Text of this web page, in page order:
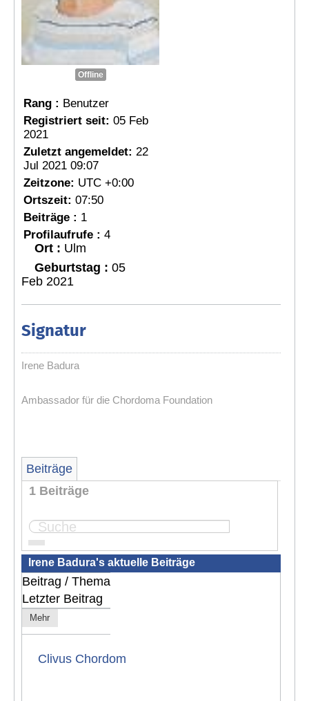
Offline
Rang : Benutzer
Registriert seit: 05 Feb
2021
Zuletzt angemeldet: 22
Jul 2021 09:07
Zeitzone: UTC +0:00
Ortszeit: 07:50
Beiträge : 1
Profilaufrufe : 4
Ort : Ulm
Geburtstag : 05
Feb 2021
Signatur
Irene Badura
Ambassador für die Chordoma Foundation
Beiträge
1 Beiträge
Seite:
Irene Badura's aktuelle Beiträge
Beitrag / Thema
Letzter Beitrag
Mehr
Clivus Chordom